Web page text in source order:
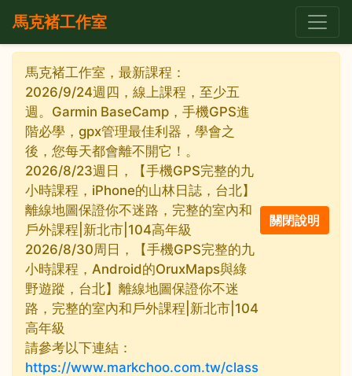
馬克褚工作室
馬克褚工作室，最新課程：
2026/9/24週四，線上課程，至少五
週。Garmin BaseCamp，手機GPS進
階必學，gpx管理最佳利器，學會之
後，您每天都會離不開它！。
2026/8/23週日，【手機GPS完整的九
小時課程，iPhone的山林日誌，台北】
離線地圖保證你不迷路，完整的室內和
戶外課程|新北市|104高年級
2026/8/30周日，【手機GPS完整的九
小時課程，Android的OruxMaps與綠
野遊蹤，台北】離線地圖保證你不迷
路，完整的室內和戶外課程|新北市|104
高年級
請參考以下連結：
https://www.markchoo.com.tw/class